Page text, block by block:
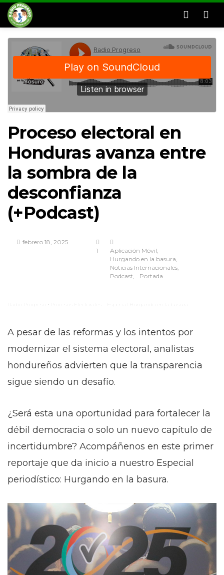
Proceso electoral en
Honduras avanza entre
la sombra de la
desconfianza
(+Podcast)
febrero 18, 2025
1
Aplicación Móvil
Hurgando en la basura
Noticias Internacionales
Podcast
Portada
·
A pesar de las reformas y los intentos por
modernizar el sistema electoral, analistas
hondureños advierten que la transparencia
sigue siendo un desafío.
¿Será esta una oportunidad para fortalecer la
débil democracia o solo un nuevo capítulo de
incertidumbre? Acompáñenos en este primer
reportaje que da inicio a nuestro Especial
periodístico: Hurgando en la basura.